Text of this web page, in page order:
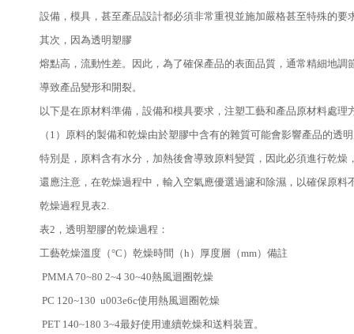
設備，模具，甚至產品設計都必須非常重視並施加嚴格甚至特殊的要
其次，因為透明塑膠
熔點高，流動性差。因此，為了確保產品的表面品質，通常精細地
導致產品變形和開裂。
以下是在原材料準備，設備和模具要求，注塑工藝和產品原材料處
（1）原料的製備和乾燥由於塑膠中含有的雜質可能會影響產品的
特別是，原料含有水分，加熱後會導致原料變質，因此必須進行乾燥
還應注意，在乾燥過程中，輸入空氣應優選過濾和除濕，以確保原料
乾燥過程見表2.
表2，透明塑膠的乾燥過程：
工藝乾燥溫度（°C）乾燥時間（h）厚度層（mm）備註
PMMA 70~80 2~4 30~40熱風迴圈乾燥
PC 120~130 u003e6c使用熱風迴圈乾燥
PET 140~180 3~4最好使用連續乾燥和送料裝置。